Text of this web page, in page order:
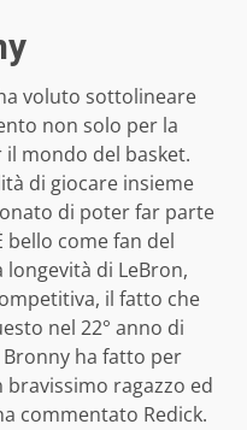
ha voluto sottolineare
non solo per la
il mondo del basket.
di giocare insieme
di poter far parte
bello come fan del
di LeBron,
il fatto che
nel 22° anno di
Bronny ha fatto per
ragazzo ed
commentato Redick.